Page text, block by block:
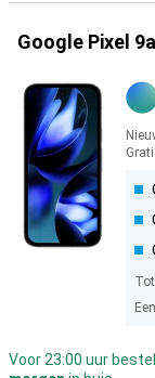
Google Pixel
Voor 23:00 uur